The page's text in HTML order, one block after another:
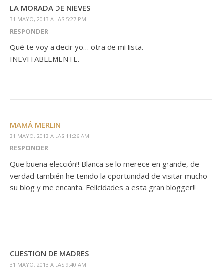
LA MORADA DE NIEVES
31 MAYO, 2013 A LAS 5:27 PM
RESPONDER
Qué te voy a decir yo… otra de mi lista.
INEVITABLEMENTE.
MAMÁ MERLIN
31 MAYO, 2013 A LAS 11:26 AM
RESPONDER
Que buena elección!! Blanca se lo merece en grande, de
verdad también he tenido la oportunidad de visitar mucho
su blog y me encanta. Felicidades a esta gran blogger!!
CUESTION DE MADRES
31 MAYO, 2013 A LAS 9:40 AM